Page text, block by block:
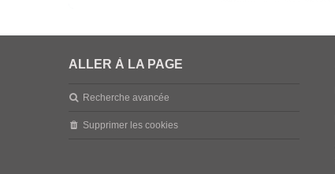
ALLER À LA PAGE
Recherche avancée
Supprimer les cookies